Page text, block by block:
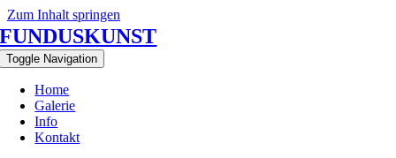
Zum Inhalt springen
FUNDUSKUNST
Toggle Navigation
Home
Galerie
Info
Kontakt